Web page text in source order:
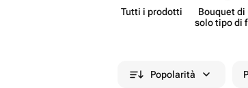
Tutti i prodotti
Bouquet di
solo tipo di
Popolarità